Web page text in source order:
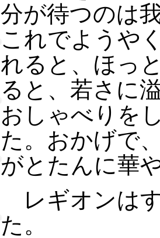
分が待つのは
これでようや
れると、ほっ
ると、若さに
おしゃべりを
た。おかげで
がとたんに華
レギオンは
た。